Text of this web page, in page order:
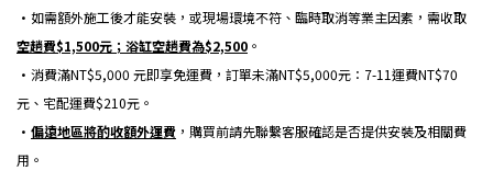
•如需額外施工後才能安裝，或現場環境不符、臨時取消等業主因素，需收取
空趟費$1,500元；浴缸空趟費為$2,500 。
•消費滿NT$5,000 元即享免運費，訂單未滿NT$5,000元：7-11運費NT$70
元、宅配運費$210元。
• 偏遠地區將酌收額外運費 ，購買前請先聯繫客服確認是否提供安裝及相關費
用。